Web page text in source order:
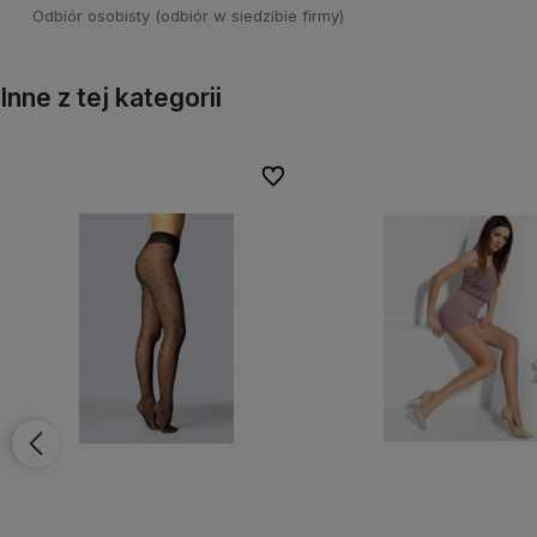
Odbiór osobisty(odbiór w siedzibie firmy)
Inne z tej kategorii
Do ulubionych
Do ulubionych